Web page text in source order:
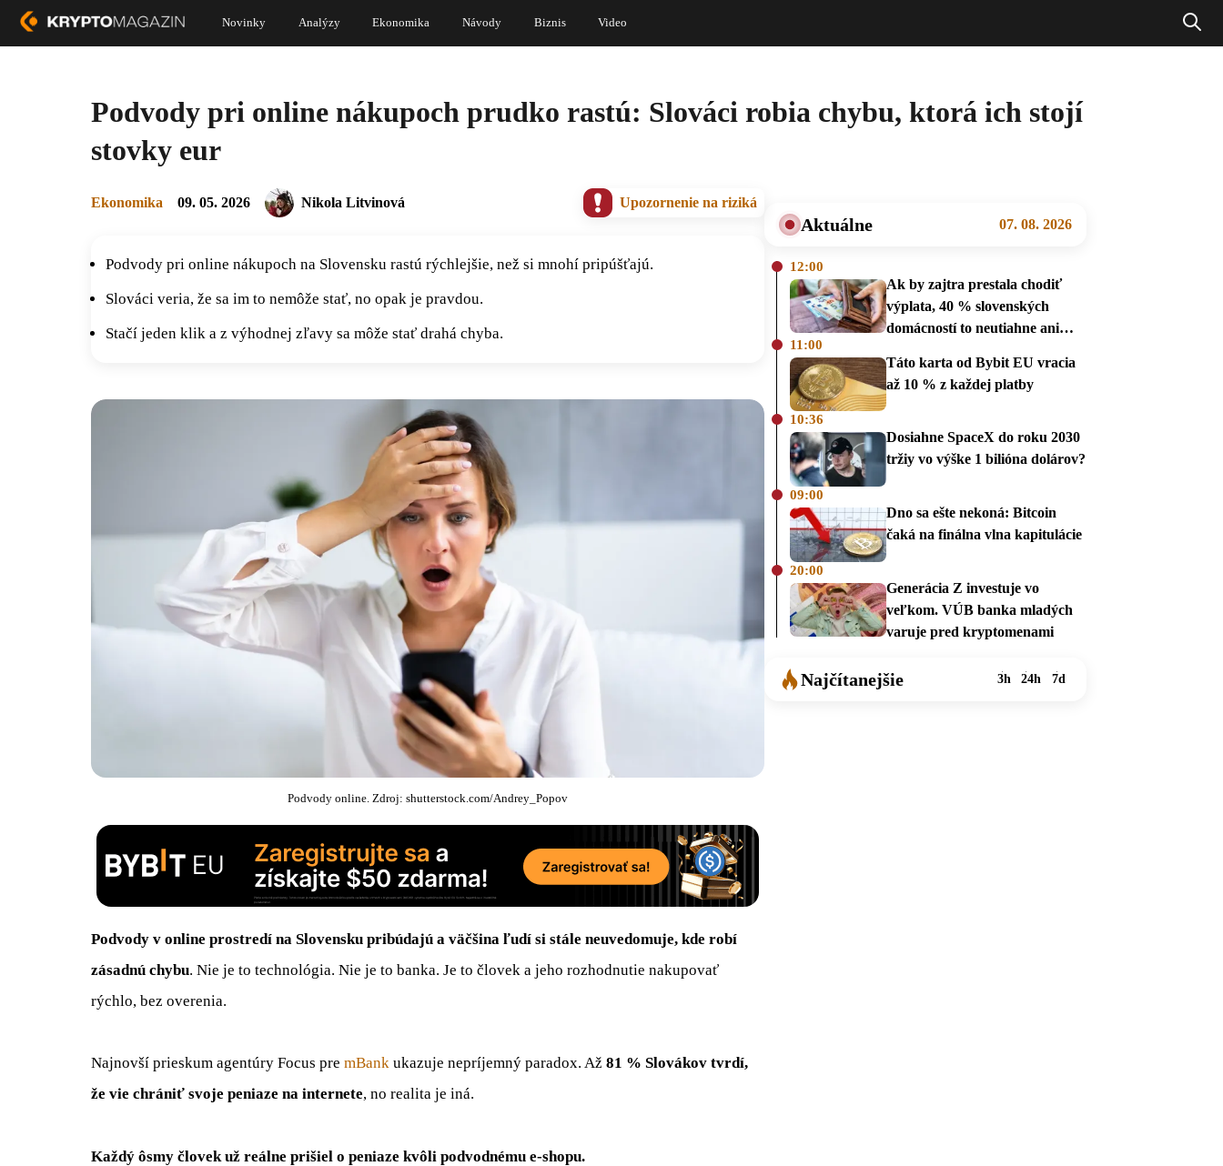
Novinky Analýzy Ekonomika Návody Biznis Video
Podvody pri online nákupoch prudko rastú: Slováci robia chybu, ktorá ich stojí
stovky eur
Ekonomika 09. 05. 2026 Nikola Litvinová Upozornenie na riziká
Podvody pri online nákupoch na Slovensku rastú rýchlejšie, než si mnohí pripúšťajú.
Slováci veria, že sa im to nemôže stať, no opak je pravdou.
Stačí jeden klik a z výhodnej zľavy sa môže stať drahá chyba.
Podvody online. Zdroj: shutterstock.com/Andrey_Popov
Podvody v online prostredí na Slovensku pribúdajú a väčšina ľudí si stále neuvedomuje, kde robí
zásadnú chybu. Nie je to technológia. Nie je to banka. Je to človek a jeho rozhodnutie nakupovať
rýchlo, bez overenia.
Najnovší prieskum agentúry Focus pre mBank ukazuje nepríjemný paradox. Až 81 % Slovákov tvrdí,
že vie chrániť svoje peniaze na internete, no realita je iná.
Každý ôsmy človek už reálne prišiel o peniaze kvôli podvodnému e-shopu.
Aktuálne 07. 08. 2026
12:00
Ak by zajtra prestala chodiť
výplata, 40 % slovenských
domácností to neutiahne ani
11:00
Táto karta od Bybit EU vracia
až 10 % z každej platby
10:36
Dosiahne SpaceX do roku 2030
tržiy vo výške 1 bilióna dolárov?
09:00
Dno sa ešte nekoná: Bitcoin
čaká na finálna vlna kapitulácie
20:00
Generácia Z investuje vo
veľkom. VÚB banka mladých
varuje pred kryptomenami
Najčítanejšie 3h 24h 7d